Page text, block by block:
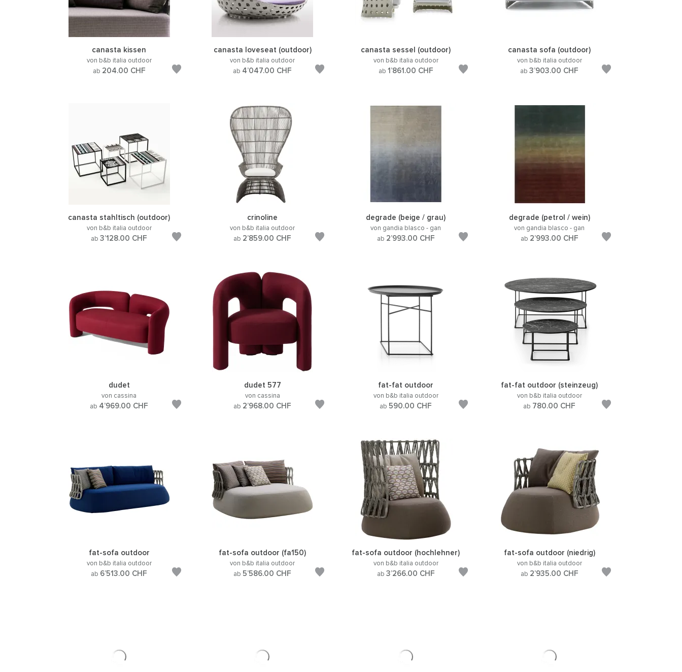
canasta kissen
von b&b italia outdoor
ab 204.00 CHF
canasta loveseat (outdoor)
von b&b italia outdoor
ab 4’047.00 CHF
canasta sessel (outdoor)
von b&b italia outdoor
ab 1’861.00 CHF
canasta sofa (outdoor)
von b&b italia outdoor
ab3’903.00 CHF
canasta stahltisch (outdoor)
von b&b italia outdoor
ab3’128.00 CHF
crinoline
von b&b italia outdoor
ab 2’859.00 CHF
degrade (beige / grau)
von gandia blasco - gan
ab 2’993.00 CHF
degrade (petrol / wein)
von gandia blasco - gan
ab 2’993.00 CHF
dudet
von cassina
ab 4’969.00 CHF
dudet 577
von cassina
ab 2’968.00 CHF
fat-fat outdoor
von b&b italia outdoor
ab 590.00 CHF
fat-fat outdoor (steinzeug)
von b&b italia outdoor
ab 780.00 CHF
fat-sofa outdoor
von b&b italia outdoor
ab 6’513.00 CHF
fat-sofa outdoor (fa150)
von b&b italia outdoor
ab 5’586.00 CHF
fat-sofa outdoor (hochlehner)
von b&b italia outdoor
ab 3’266.00 CHF
fat-sofa outdoor (niedrig)
von b&b italia outdoor
ab 2’935.00 CHF